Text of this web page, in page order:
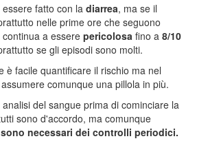
fatto con la diarrea, ma se il
nelle prime ore che seguono
a essere pericolosa fino a 8/10
se gli episodi sono molti.
è facile quantificare il rischio ma nel
comunque una pillola in più.
del sangue prima di cominciare la
sono d'accordo, ma comunque
necessari dei controlli periodici.